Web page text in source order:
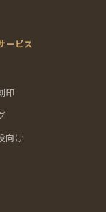
ービス
印
向け